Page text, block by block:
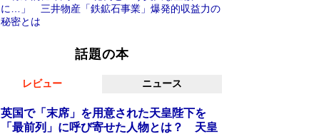
に…」 三井物産「鉄鉱石事業」爆発的収益力の
秘密とは
話題の本
レビュー ニュース
英国で「末席」を用意された天皇陛下を
「最前列」に呼び寄せた人物とは？ 天皇